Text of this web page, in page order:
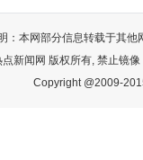
：本网部分信息转载于其他
点新闻网 版权所有, 禁止镜
Copyright @2009-